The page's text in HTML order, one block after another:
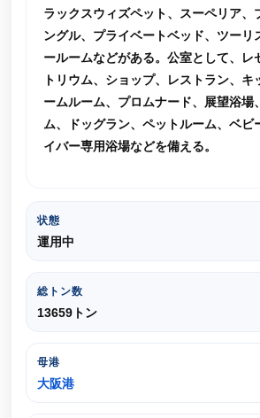
ラックスウィズペット、スーペリア、
ングル、プライベートベッド、ツーリ
ールームなどがある。公室として、レ
トリウム、ショップ、レストラン、キ
ームルーム、プロムナード、展望浴場
ム、ドッグラン、ペットルーム、ベビ
イバー専用浴場などを備える。
状態
運用中
総トン数
13659トン
母港
大阪港